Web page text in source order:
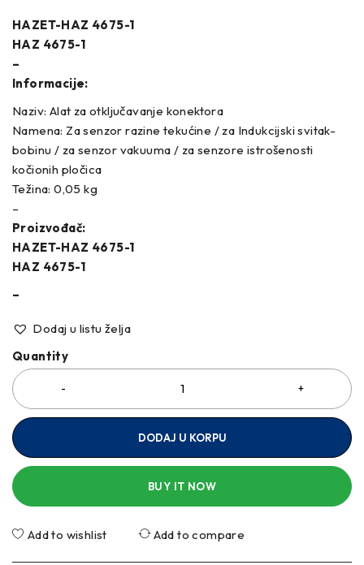
HAZET-HAZ 4675-1
HAZ 4675-1
–
Informacije:
Naziv: Alat za otključavanje konektora
Namena: Za senzor razine tekućine / za Indukcijski svitak-
bobinu / za senzor vakuuma / za senzore istrošenosti
kočionih pločica
Težina: 0,05 kg
–
Proizvođač:
HAZET-HAZ 4675-1
HAZ 4675-1
–
Dodaj u listu želja
Quantity
DODAJ U KORPU
BUY IT NOW
Add to wishlist Add to compare